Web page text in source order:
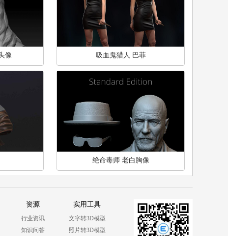
像 吸血鬼猎人 巴菲
绝命毒师 老白胸像
资源
行业资讯
知识问答
实用工具
文字转3D模型
照片转3D模型